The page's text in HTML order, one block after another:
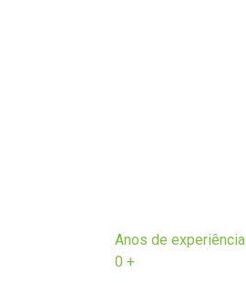
Anos de experiência
0 +